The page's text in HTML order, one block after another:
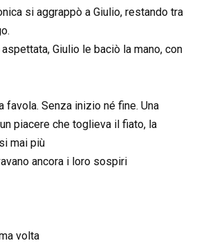
si aggrappò a Giulio, restando tra
Giulio le baciò la mano, con
favola. Senza inizio né fine. Una
piacere che toglieva il fiato, la
mai più
ancora i loro sospiri
volta